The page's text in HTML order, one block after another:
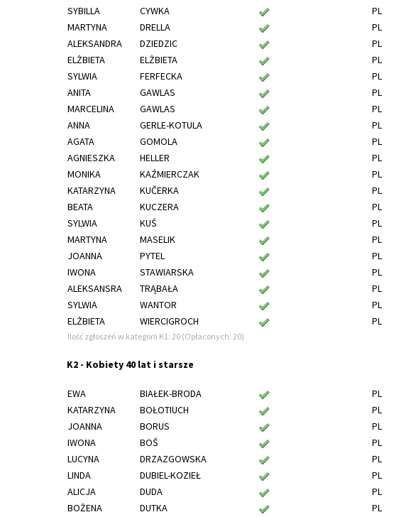
SYBILLA CYWKA PL
MARTYNA
DRELLA PL
ALEKSANDRA
DZIEDZIC PL
ELŻBIETA
ELŻBIETA PL
SYLWIA
FERFECKA PL
ANITA
GAWLAS PL
MARCELINA
GAWLAS PL
ANNA
GERLE-KOTULA PL
AGATA
GOMOLA PL
AGNIESZKA
HELLER PL
MONIKA
KAŹMIERCZAK PL
KATARZYNA
KUČERKA PL
BEATA
KUCZERA PL
SYLWIA
KUŚ PL
MARTYNA
MASELIK PL
JOANNA
PYTEL PL
IWONA
STAWIARSKA PL
ALEKSANSRA
TRĄBAŁA PL
SYLWIA
WANTOR PL
ELŻBIETA
WIERCIGROCH PL
Ilość zgłoszeń w kategorii K1: 20 (Opłaconych: 20)
K2 - Kobiety 40 lat i starsze
EWA BIAŁEK-BRODA PL
KATARZYNA
BOŁOTIUCH PL
JOANNA
BORUS PL
IWONA
BOŚ PL
LUCYNA
DRZAZGOWSKA PL
LINDA
DUBIEL-KOZIEŁ PL
ALICJA
DUDA PL
BOŻENA
DUTKA PL